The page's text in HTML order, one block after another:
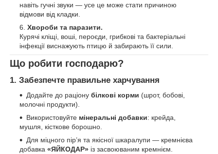
навіть гучні звуки — усе це може стати причиною
відмови від кладки.
Хвороби та паразити.
Курячі кліщі, воші, пероєди, грибкові та бактеріальні
інфекції виснажують птицю й забирають її сили.
Що робити господарю?
1. Забезпечте правильне харчування
Додайте до раціону білкові корми (шрот, бобові,
молочні продукти).
Використовуйте мінеральні добавки: крейда,
мушля, кісткове борошно.
Для міцного пір’я та якісної шкаралупи — кремнієва
добавка «ЯЙКОДАР» із засвоюваним кремнієм.